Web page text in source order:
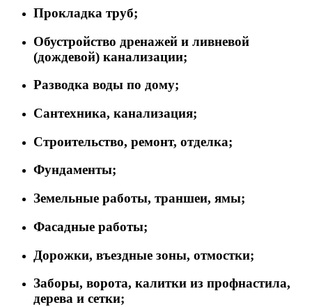
Прокладка труб;
Обустройство дренажей и ливневой
(дождевой) канализации;
Разводка воды по дому;
Сантехника, канализация;
Строительство, ремонт, отделка;
Фундаменты;
Земельные работы, траншеи, ямы;
Фасадные работы;
Дорожки, въездные зоны, отмостки;
Заборы, ворота, калитки из профнастила,
дерева и сетки;